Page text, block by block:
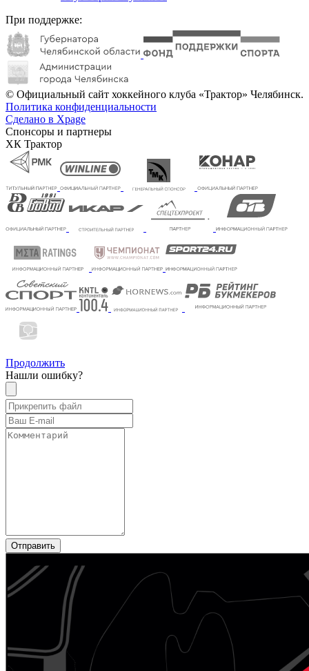
При поддержке:
© Официальный сайт хоккейного клуба «Трактор» Челябинск.
Политика конфиденциальности
Сделано в Xpage
Спонсоры и партнеры
ХК Трактор
Продолжить
Нашли ошибку?